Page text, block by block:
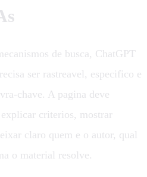
de busca, ChatGPT
ser rastreavel, especifico e
chave. A pagina deve
criterios, mostrar
claro quem e o autor, qual
o material resolve.